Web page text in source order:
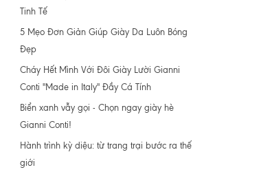
Tinh Tế
5 Mẹo Đơn Giản Giúp Giày Da Luôn Bóng
Đẹp
Cháy Hết Mình Với Đôi Giày Lười Gianni
Conti "Made in Italy" Đầy Cá Tính
Biển xanh vẫy gọi - Chọn ngay giày hè
Gianni Conti!
Hành trình kỳ diệu: từ trang trại bước ra thế
giới